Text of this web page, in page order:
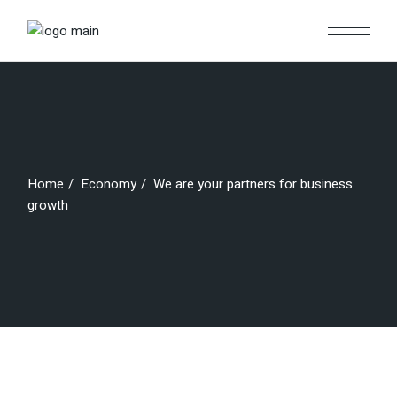
Home Economy
We are your partners for business
growth